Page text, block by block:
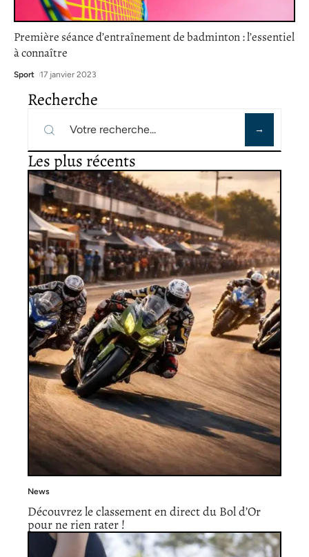
Première séance d’entraînement de badminton : l’essentiel
à connaître
Sport 17 janvier 2023
Recherche
Les plus récents
News
Découvrez le classement en direct du Bol d’Or
pour ne rien rater !